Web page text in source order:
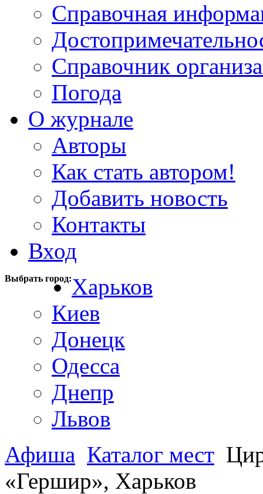
Справочная
Справочник
Погода
О журнале
Авторы
Как стать автором!
Добавить новость
Контакты
Вход
Выбрать город:Харьков
Киев
Донецк
Одесса
Днепр
Львов
Афиша Каталог мест
«Гершир», Харьков